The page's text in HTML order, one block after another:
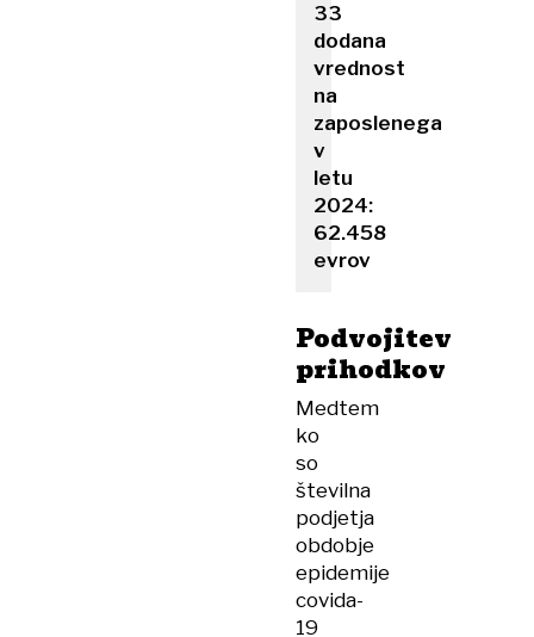
33
dodana
vrednost
na
zaposlenega
v
letu
2024:
62.458
evrov
Podvojitev
prihodkov
Medtem
ko
so
številna
podjetja
obdobje
epidemije
covida-
19